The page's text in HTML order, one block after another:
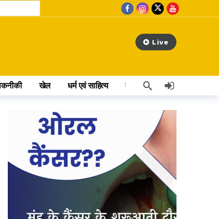
hours ago
Live
खेल धर्म एवं साहित्य वेब स्टोरी अन्य खबर